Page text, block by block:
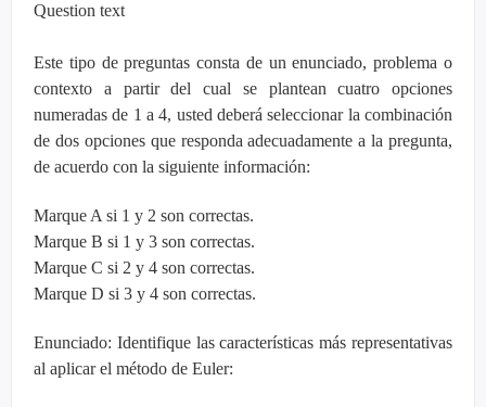
Question text
Este tipo de preguntas consta de un enunciado, problema o
contexto a partir del cual se plantean cuatro opciones
numeradas de 1 a 4, usted deberá seleccionar la combinación
de dos opciones que responda adecuadamente a la pregunta,
de acuerdo con la siguiente información:
Marque A si 1 y 2 son correctas.
Marque B si 1 y 3 son correctas.
Marque C si 2 y 4 son correctas.
Marque D si 3 y 4 son correctas.
Enunciado: Identifique las características más representativas
al aplicar el método de Euler: